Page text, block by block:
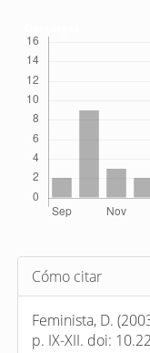
Detalles
del
artículo
Cómo citar
Feminista, D.
p. IX-XII. doi: